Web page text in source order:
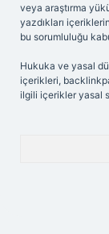
veya araştırma
yazdıkları
bu sorumluluğu
Hukuka ve yasal
içerikleri,
ilgili içerikler yasal